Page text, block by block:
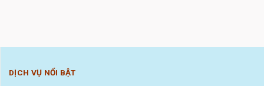
DỊCH VỤ NỔI BẬT